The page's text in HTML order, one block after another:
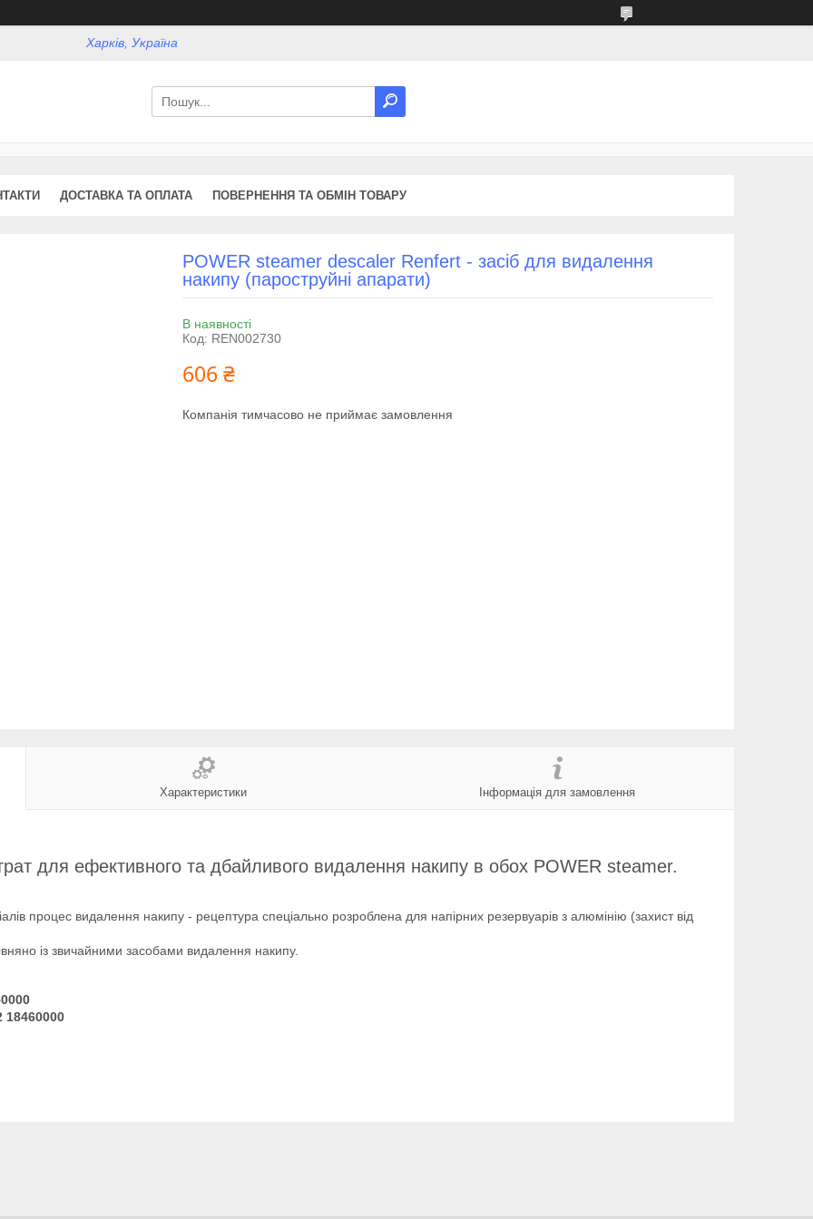
Харків, Україна
ДОСТАВКА ТА ОПЛАТА ПОВЕРНЕННЯ ТА ОБМІН ТОВАРУ
POWER steamer descaler Renfert - засіб для видалення
накипу (пароструйні апарати)
В наявності
Код: REN002730
606 ₴
Компанія тимчасово не приймає замовлення
Характеристики Інформація для замовлення
для ефективного та дбайливого видалення накипу в обох POWER steamer.
процес видалення накипу - рецептура спеціально розроблена для напірних резервуарів з алюмінію (захист від
із звичайними засобами видалення накипу.
18460000